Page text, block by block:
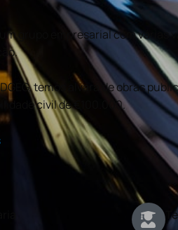
grupo empresarial com
temos alvará de obras
civil de €100.000.